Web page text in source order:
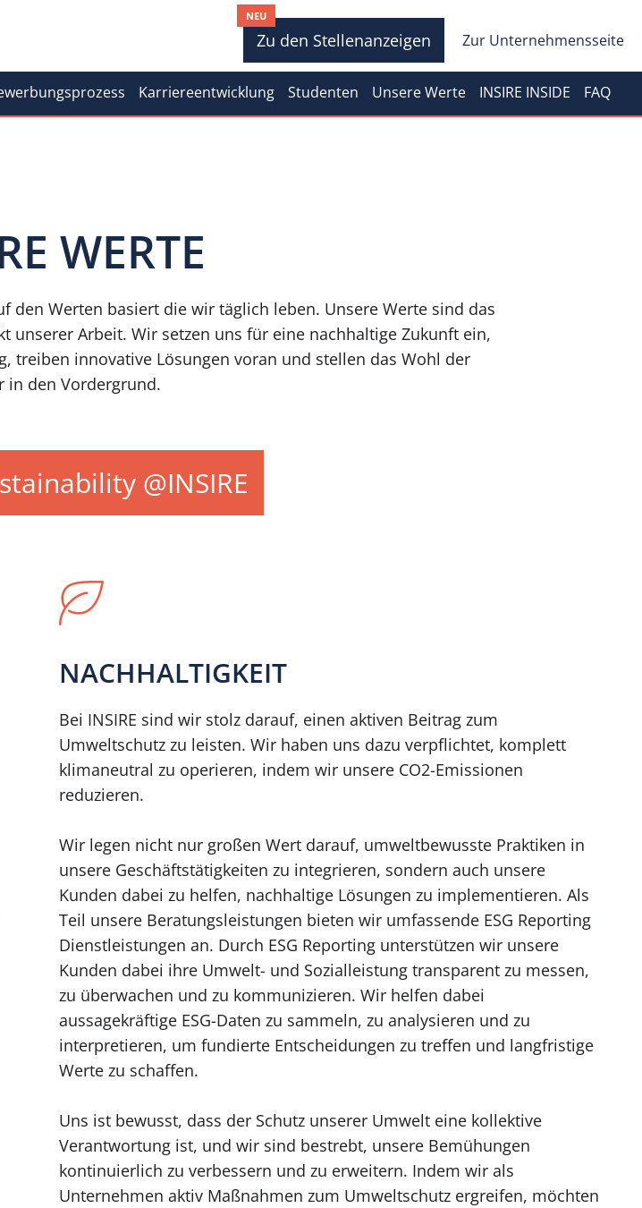
Zu den Stellenanzeigen
NEU
Zur Unternehmensseite
Karriereentwicklung Studenten Unsere Werte INSIRE INSIDE FAQ
WERTE
den Werten basiert die wir täglich leben. Unsere Werte sind das
unserer Arbeit. Wir setzen uns für eine nachhaltige Zukunft ein,
treiben innovative Lösungen voran und stellen das Wohl der
in den Vordergrund.
@INSIRE
NACHHALTIGKEIT
Bei INSIRE sind wir stolz darauf, einen aktiven Beitrag zum
Umweltschutz zu leisten. Wir haben uns dazu verpflichtet, komplett
klimaneutral zu operieren, indem wir unsere CO2-Emissionen
reduzieren.
Wir legen nicht nur großen Wert darauf, umweltbewusste Praktiken in
unsere Geschäftstätigkeiten zu integrieren, sondern auch unsere
Kunden dabei zu helfen, nachhaltige Lösungen zu implementieren. Als
Teil unsere Beratungsleistungen bieten wir umfassende ESG Reporting
Dienstleistungen an. Durch ESG Reporting unterstützen wir unsere
Kunden dabei ihre Umwelt- und Sozialleistung transparent zu messen,
zu überwachen und zu kommunizieren. Wir helfen dabei
aussagekräftige ESG-Daten zu sammeln, zu analysieren und zu
interpretieren, um fundierte Entscheidungen zu treffen und langfristige
Werte zu schaffen.
Uns ist bewusst, dass der Schutz unserer Umwelt eine kollektive
Verantwortung ist, und wir sind bestrebt, unsere Bemühungen
kontinuierlich zu verbessern und zu erweitern. Indem wir als
Unternehmen aktiv Maßnahmen zum Umweltschutz ergreifen, möchten